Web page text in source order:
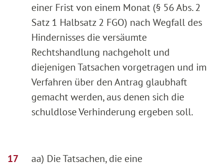
einer Frist von einem Monat (§ 56 Abs. 2
Satz 1 Halbsatz 2 FGO) nach Wegfall des
Hindernisses die versäumte
Rechtshandlung nachgeholt und
diejenigen Tatsachen vorgetragen und im
Verfahren über den Antrag glaubhaft
gemacht werden, aus denen sich die
schuldlose Verhinderung ergeben soll.
aa) Die Tatsachen, die eine